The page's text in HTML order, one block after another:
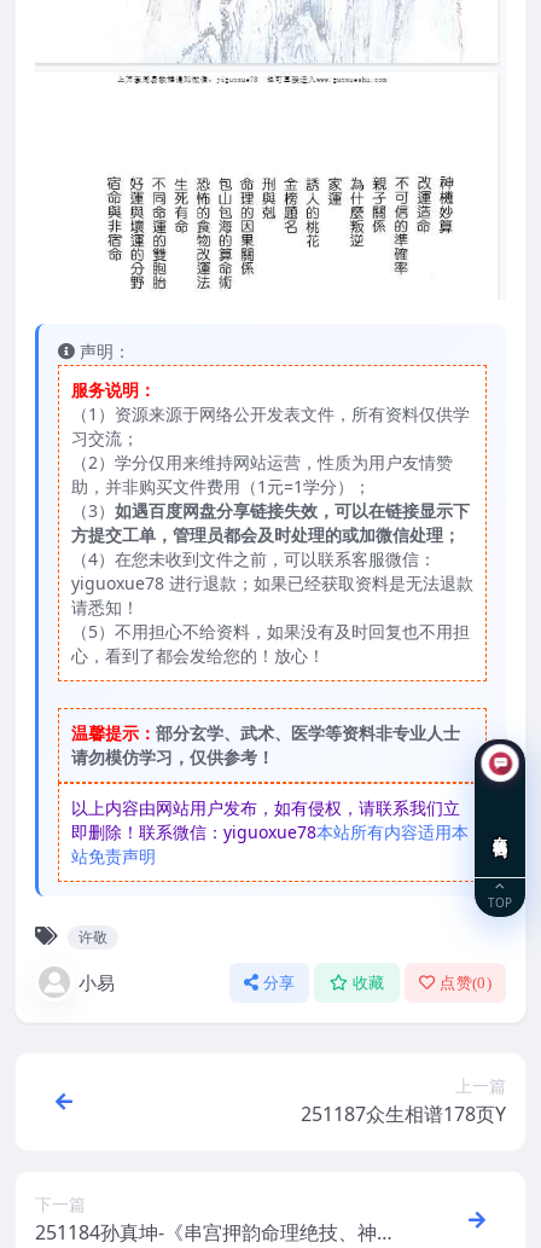
声明：
服务说明：
（1）资源来源于网络公开发表文件，所有资料仅供学
习交流；
（2）学分仅用来维持网站运营，性质为用户友情赞
助，并非购买文件费用（1元=1学分）；
（3） 如遇百度网盘分享链接失效，可以在链接显示下
方提交工单，管理员都会及时处理的或加微信处理；
（4）在您未收到文件之前，可以联系客服微信：
yiguoxue78 进行退款；如果已经获取资料是无法退款
请悉知！
（5）不用担心不给资料，如果没有及时回复也不用担
心，看到了都会发给您的！放心！
温馨提示： 部分玄学、武术、医学等资料非专业人士
请勿模仿学习，仅供参考！
以上内容由网站用户发布，如有侵权，请联系我们立
即删除！联系微信：yiguoxue78本站所有内容适用本
站免责声明
许敬
小易 分享 收藏 点赞(0)
上一篇
251187众生相谱178页Y
下一篇
251184孙真坤-《串宫押韵命理绝技、神煞
TOP